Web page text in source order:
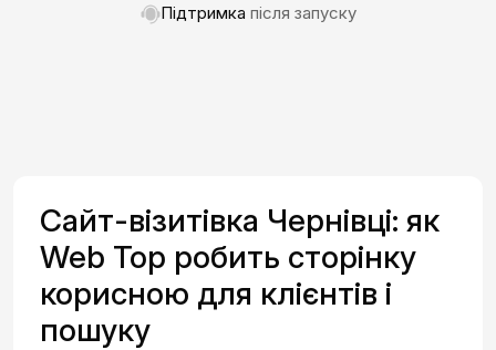
Підтримка після запуску
Сайт-візитівка Чернівці: як
Web Top робить сторінку
корисною для клієнтів і
пошуку